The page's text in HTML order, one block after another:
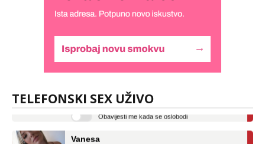
TELEFONSKI SEX UŽIVO
tel:0,93€ - mob:1,12€ min
Razgovaram :)